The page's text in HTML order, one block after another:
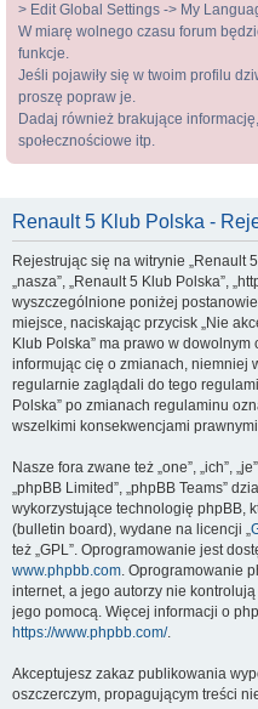
> Edit Global Settings -> My
W miarę wolnego czasu forum
funkcje.
Jeśli pojawiły się w twoim profilu
proszę popraw je.
Dadaj również brakujące
społecznościowe itp.
Renault 5 Klub Polska -
Rejestrując się na witrynie „Renault
„nasza”, „Renault 5 Klub Polska”,
wyszczególnione poniżej
miejsce, naciskając przycisk „Nie
Klub Polska” ma prawo w
informując cię o zmianach, niemniej
regularnie zaglądali do tego
Polska” po zmianach regulaminu
wszelkimi konsekwencjami
Nasze fora zwane też „one”, „ich”,
„phpBB Limited”, „phpBB Teams”
wykorzystujące technologię phpBB,
(bulletin board), wydane na licencji „
też „GPL”. Oprogramowanie jest
www.phpbb.com. Oprogramowanie
internet, a jego autorzy nie
jego pomocą. Więcej informacji o
https://www.phpbb.com/.
Akceptujesz zakaz publikowania
oszczerczym, propagującym treści